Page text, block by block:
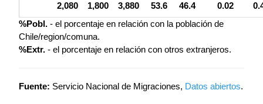
2,080 1,800 3,880 53.6 46.4 0.02
%Pobl. - el porcentaje en relación con la población de
Chile/region/comuna.
%Extr. - el porcentaje en relación con otros extranjeros.
Fuente: Servicio Nacional de Migraciones, Datos abiertos.